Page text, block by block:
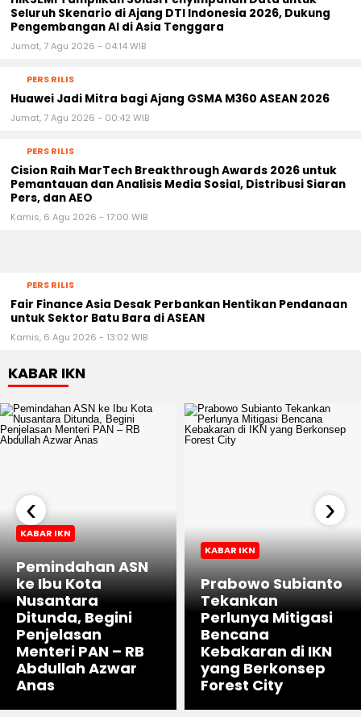
Seluruh Skenario di Ajang DTI Indonesia 2026, Dukung
Pengembangan AI di Asia Tenggara
Jumat, 7 Agu 2026 - 04:14 WIB
PERS RILIS
Huawei Jadi Mitra bagi Ajang GSMA M360 ASEAN 2026
Jumat, 7 Agu 2026 - 00:42 WIB
PERS RILIS
Cision Raih MarTech Breakthrough Awards 2026 untuk
Pemantauan dan Analisis Media Sosial, Distribusi Siaran
Pers, dan AEO
Kamis, 6 Agu 2026 - 17:00 WIB
PERS RILIS
Fair Finance Asia Desak Perbankan Hentikan Pendanaan
untuk Sektor Batu Bara di ASEAN
Kamis, 6 Agu 2026 - 13:02 WIB
KABAR IKN
KABAR IKN
Pemindahan ASN
ke Ibu Kota
Nusantara
Ditunda, Begini
Penjelasan
Menteri PAN – RB
Abdullah Azwar
Anas
KABAR IKN
Prabowo Subianto
Tekankan
Perlunya Mitigasi
Bencana
Kebakaran di IKN
yang Berkonsep
Forest City
‹ ›